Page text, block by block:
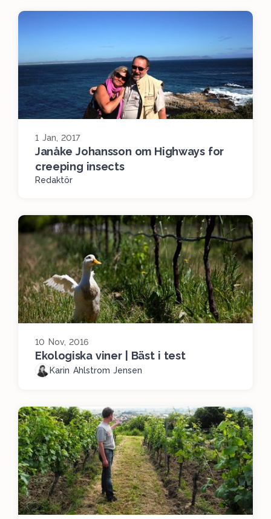
1 Jan, 2017
Janåke Johansson om Highways for
creeping insects
Redaktör
10 Nov, 2016
Ekologiska viner | Bäst i test
Karin Ahlstrom Jensen